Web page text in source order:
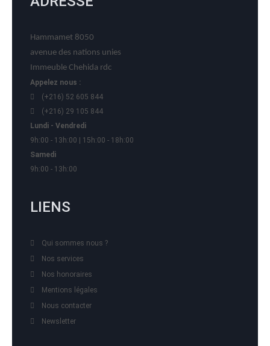
Hammamet 8050
avenue des nations unies
Immeuble Chehida rdc
Appelez nous :
(+216) 52 605 844
(+216) 29 105 844
Lundi - Vendredi
9h:00 - 13h:00 | 15h:00 - 18h:00
Samedi
9h:00 - 13h:00
LIENS
Qui sommes nous ?
Nos services
Nos honoraires
Mentions légales
Nous contacter
Newsletter